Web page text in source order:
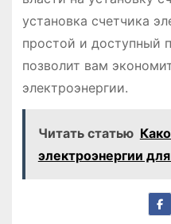
установка счетчика
простой и доступный
позволит вам
электроэнергии.
Читать статью
электроэнергии